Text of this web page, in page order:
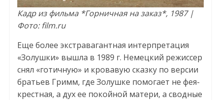
Кадр из фильма *Горничная на заказ*, 1987 |
Фото: film.ru
Еще более экстравагантная интерпретация
«Золушки» вышла в 1989 г. Немецкий режиссер
снял «готичную» и кровавую сказку по версии
братьев Гримм, где Золушке помогает не фея-
крестная, а дух ее покойной матери, а сводные